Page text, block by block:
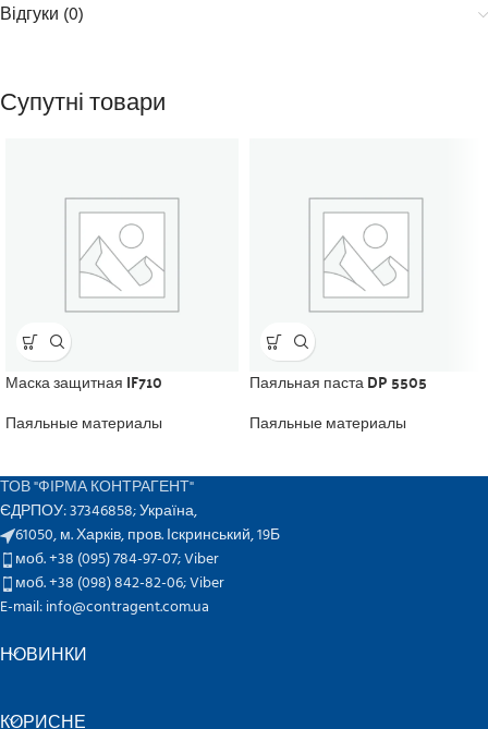
Відгуки (0)
Супутні товари
Маска защитная IF710
Паяльные материалы
Паяльная паста DP 5505
Паяльные материалы
ТОВ "ФІРМА КОНТРАГЕНТ"
ЄДРПОУ: 37346858; Україна,
61050, м. Харків, пров. Іскринський, 19Б
моб. +38 (095) 784-97-07;Viber
моб. +38 (098) 842-82-06;Viber
E-mail: info@contragent.com.ua
НОВИНКИ
КОРИСНЕ